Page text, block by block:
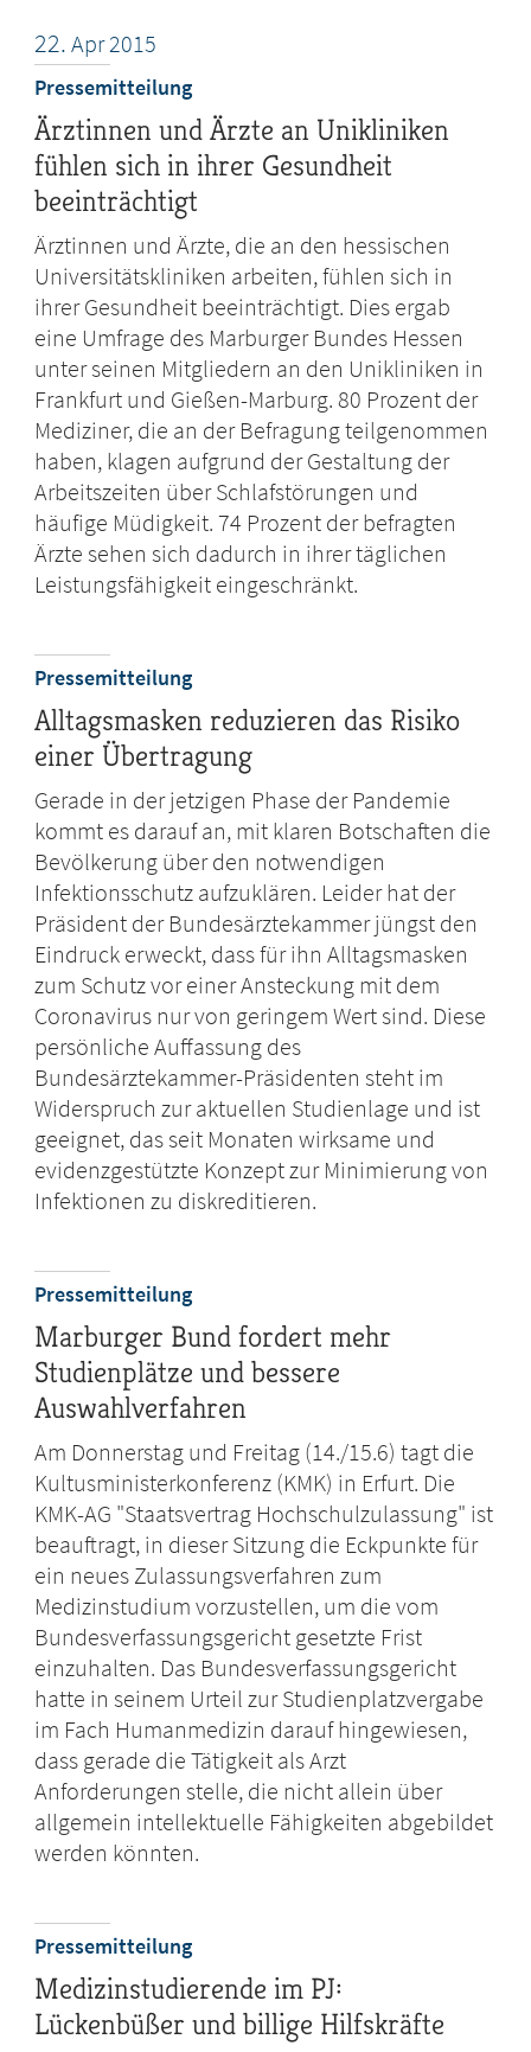
22. Apr2015
Pressemitteilung
Ärztinnen und Ärzte an Unikliniken
fühlen sich in ihrer Gesundheit
beeinträchtigt
Ärztinnen und Ärzte, die an den hessischen
Universitätskliniken arbeiten, fühlen sich in
ihrer Gesundheit beeinträchtigt. Dies ergab
eine Umfrage des Marburger Bundes Hessen
unter seinen Mitgliedern an den Unikliniken in
Frankfurt und Gießen-Marburg. 80 Prozent der
Mediziner, die an der Befragung teilgenommen
haben, klagen aufgrund der Gestaltung der
Arbeitszeiten über Schlafstörungen und
häufige Müdigkeit. 74 Prozent der befragten
Ärzte sehen sich dadurch in ihrer täglichen
Leistungsfähigkeit eingeschränkt.
Pressemitteilung
Alltagsmasken reduzieren das Risiko
einer Übertragung
Gerade in der jetzigen Phase der Pandemie
kommt es darauf an, mit klaren Botschaften die
Bevölkerung über den notwendigen
Infektionsschutz aufzuklären. Leider hat der
Präsident der Bundesärztekammer jüngst den
Eindruck erweckt, dass für ihn Alltagsmasken
zum Schutz vor einer Ansteckung mit dem
Coronavirus nur von geringem Wert sind. Diese
persönliche Auffassung des
Bundesärztekammer-Präsidenten steht im
Widerspruch zur aktuellen Studienlage und ist
geeignet, das seit Monaten wirksame und
evidenzgestützte Konzept zur Minimierung von
Infektionen zu diskreditieren.
Pressemitteilung
Marburger Bund fordert mehr
Studienplätze und bessere
Auswahlverfahren
Am Donnerstag und Freitag (14./15.6) tagt die
Kultusministerkonferenz (KMK) in Erfurt. Die
KMK-AG "Staatsvertrag Hochschulzulassung" ist
beauftragt, in dieser Sitzung die Eckpunkte für
ein neues Zulassungsverfahren zum
Medizinstudium vorzustellen, um die vom
Bundesverfassungsgericht gesetzte Frist
einzuhalten. Das Bundesverfassungsgericht
hatte in seinem Urteil zur Studienplatzvergabe
im Fach Humanmedizin darauf hingewiesen,
dass gerade die Tätigkeit als Arzt
Anforderungen stelle, die nicht allein über
allgemein intellektuelle Fähigkeiten abgebildet
werden könnten.
Pressemitteilung
Medizinstudierende im PJ:
Lückenbüßer und billige Hilfskräfte